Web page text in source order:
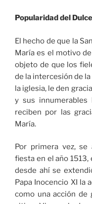
Popularidad del
El hecho de que la
María es el motivo
objeto de que los
de la intercesión de
la iglesia, le den
y sus innumerables
reciben por las
María.
Por primera vez,
fiesta en el año 1513,
desde ahí se
Papa Inocencio XI la
como una acción de